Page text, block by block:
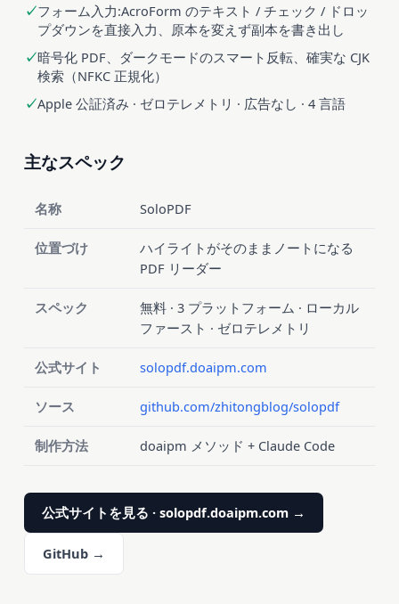
フォーム入力:AcroForm のテキスト / チェック / ドロッ
プダウンを直接入力、原本を変えず副本を書き出し
暗号化 PDF、ダークモードのスマート反転、確実な CJK
検索（NFKC 正規化）
Apple 公証済み · ゼロテレメトリ · 広告なし · 4 言語
主なスペック
名称 SoloPDF
位置づけ
ハイライトがそのままノートになる
PDF リーダー
スペック
無料 · 3 プラットフォーム · ローカル
ファースト · ゼロテレメトリ
公式サイト solopdf.doaipm.com
ソース github.com/zhitongblog/solopdf
制作方法 doaipm メソッド + Claude Code
公式サイトを見る · solopdf.doaipm.com →
GitHub →